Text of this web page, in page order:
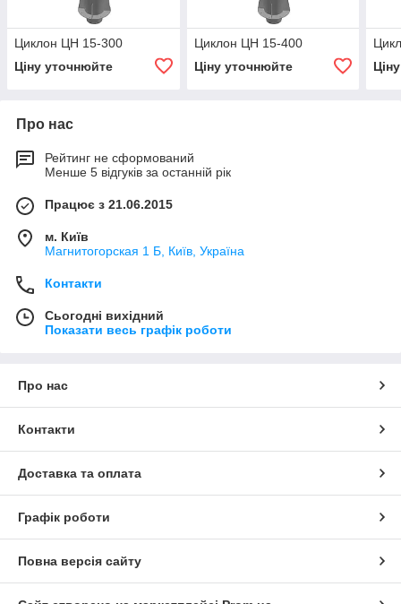
Циклон ЦН 15-300
Ціну уточнюйте
Циклон ЦН 15-400
Ціну уточнюйте
Про нас
Рейтинг не сформований
Менше 5 відгуків за останній рік
Працює з 21.06.2015
м. Київ
Магнитогорская 1 Б, Київ, Україна
Контакти
Сьогодні вихідний
Показати весь графік роботи
Про нас
Контакти
Доставка та оплата
Графік роботи
Повна версія сайту